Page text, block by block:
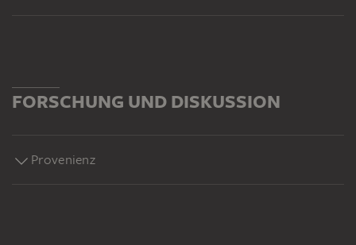
FORSCHUNG UND DISKUSSION
Provenienz